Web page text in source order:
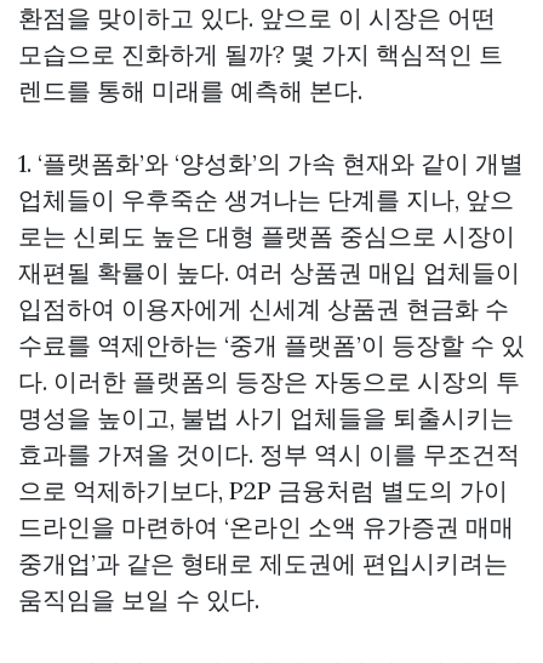
환점을 맞이하고 있다. 앞으로 이 시장은 어떤
모습으로 진화하게 될까? 몇 가지 핵심적인 트
렌드를 통해 미래를 예측해 본다.
1. ‘플랫폼화’와 ‘양성화’의 가속 현재와 같이 개별
업체들이 우후죽순 생겨나는 단계를 지나, 앞으
로는 신뢰도 높은 대형 플랫폼 중심으로 시장이
재편될 확률이 높다. 여러 상품권 매입 업체들이
입점하여 이용자에게 신세계 상품권 현금화 수
수료를 역제안하는 ‘중개 플랫폼’이 등장할 수 있
다. 이러한 플랫폼의 등장은 자동으로 시장의 투
명성을 높이고, 불법 사기 업체들을 퇴출시키는
효과를 가져올 것이다. 정부 역시 이를 무조건적
으로 억제하기보다, P2P 금융처럼 별도의 가이
드라인을 마련하여 ‘온라인 소액 유가증권 매매
중개업’과 같은 형태로 제도권에 편입시키려는
움직임을 보일 수 있다.